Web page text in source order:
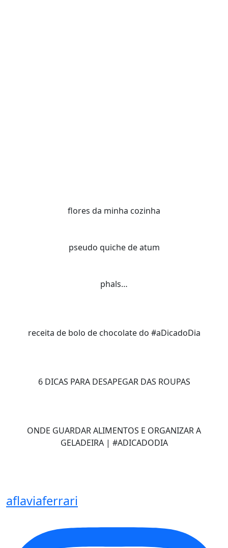
flores da minha cozinha
pseudo quiche de atum
phals…
receita de bolo de chocolate do #aDicadoDia
6 DICAS PARA DESAPEGAR DAS ROUPAS
ONDE GUARDAR ALIMENTOS E ORGANIZAR A
GELADEIRA | #ADICADODIA
aflaviaferrari